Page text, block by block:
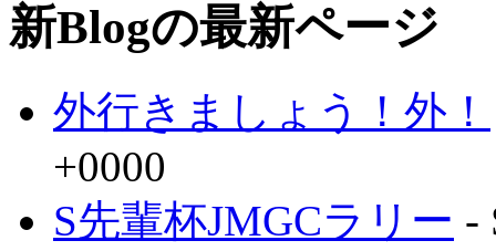
新Blogの最新ページ
外行きましょう！外！
+0000
S先輩杯JMGCラリー -